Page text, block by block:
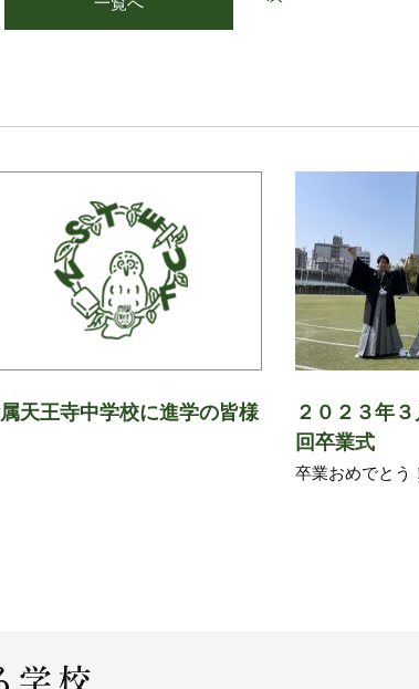
天王寺中学校に進学の皆様
２０２３年
回卒業式
卒業おめでとう